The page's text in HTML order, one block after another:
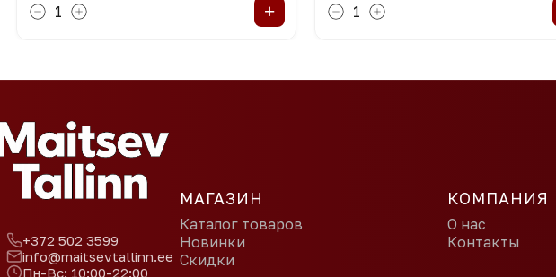
1 + 1
+372 502 3599
info@maitsevtallinn.ee
Пн-Вс: 10:00-22:00
МАГАЗИН
Каталог товаров
Новинки
Скидки
КОМПАНИЯ
О нас
Контакты